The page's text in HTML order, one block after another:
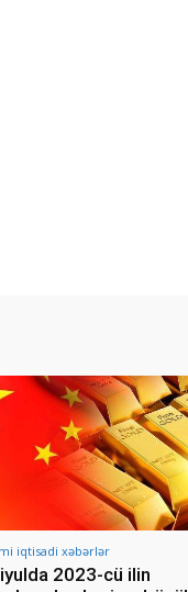
iqtisadi xəbərlər
2023-cü ilin